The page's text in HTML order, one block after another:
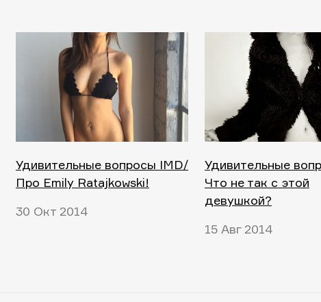
Удивительные вопросы IMD/
Про Emily Ratajkowski!
30 Окт 2014
Удивительные
Что не так с этой
девушкой?
15 Авг 2014